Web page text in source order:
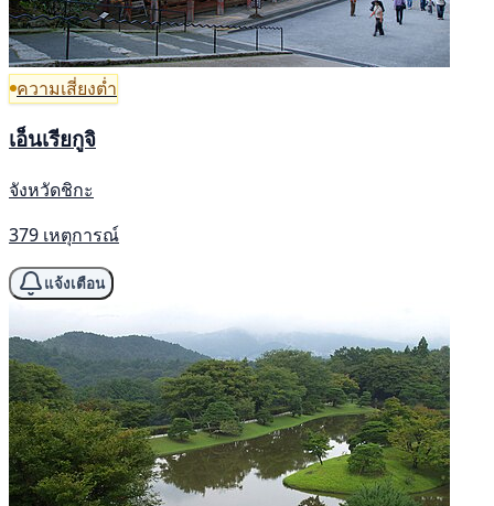
ความเสี่ยงต่ำ
เอ็นเรียกูจิ
จังหวัดชิกะ
379 เหตุการณ์
แจ้งเตือน